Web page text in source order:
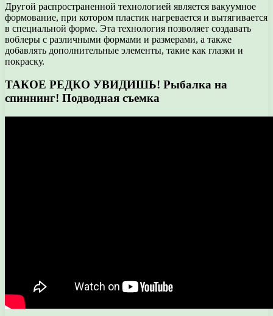
Другой распространенной технологией является вакуумное
формование, при котором пластик нагревается и вытягивается
в специальной форме. Эта технология позволяет создавать
воблеры с различными формами и размерами, а также
добавлять дополнительные элементы, такие как глазки и
покраску.
ТАКОЕ РЕДКО УВИДИШЬ! Рыбалка на
спиннинг! Подводная съемка